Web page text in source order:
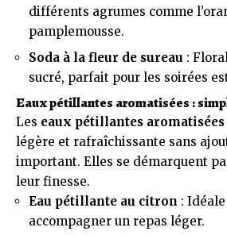
différents agrumes comme
pamplemousse.
Soda à la fleur de sureau :
sucré, parfait pour les soirées
Eaux pétillantes aromatisées :
Les eaux pétillantes aromatisées
légère et rafraîchissante sans
important. Elles se démarquent
leur finesse.
Eau pétillante au citron :
accompagner un repas léger.